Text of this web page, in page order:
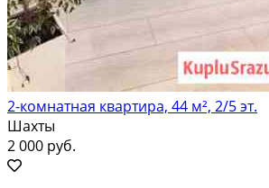
2-комнатная квартира, 44 м², 2/5 эт.
Шахты
2 000 руб.